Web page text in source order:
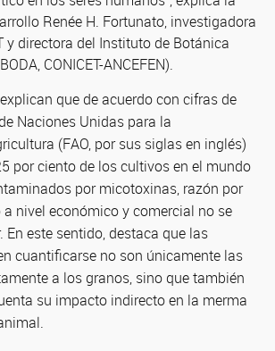
Renée H. Fortunato, investigadora
y directora del Instituto de Botánica
CONICET-ANCEFEN).
que de acuerdo con cifras de
Naciones Unidas para la
(FAO, por sus siglas en inglés)
por ciento de los cultivos en el mundo
por micotoxinas, razón por
nivel económico y comercial no se
En este sentido, destaca que las
cuantificarse no son únicamente las
a los granos, sino que también
su impacto indirecto en la merma